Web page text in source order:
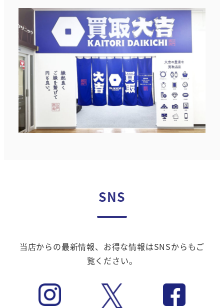
SNS
当店からの最新情報、お得な情報はSNSからもご
覧ください。